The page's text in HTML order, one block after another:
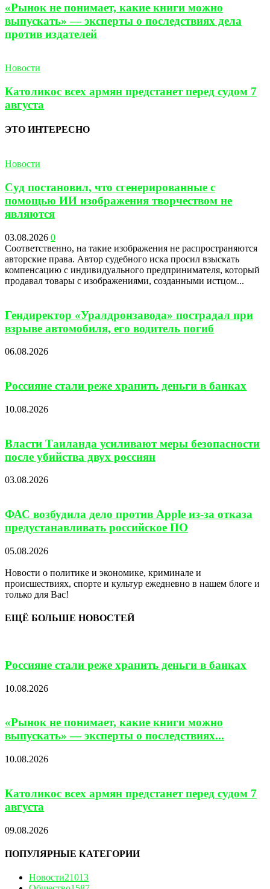
«Рынок не понимает, какие книги можно
выпускать» — эксперты о последствиях дела
против издателей
Новости
Католикос всех армян предстанет перед судом 7
августа
ЭТО ИНТЕРЕСНО
Новости
Суд постановил, что сгенерированные с
помощью ИИ изображения творчеством не
являются
03.08.2026 0
Соответственно, на такие изображения не распространяются
авторские права. Автор судебного иска просил взыскать
компенсацию с индивидуального предпринимателя, который
продавал товары с изображениями, созданными истцом...
Гендиректор «Уралдронзавода» пострадал при
взрыве автомобиля, его водитель погиб
06.08.2026
Россияне стали реже хранить деньги в банках
10.08.2026
Власти Таиланда усиливают меры безопасности
после убийства двух россиян
03.08.2026
ФАС возбудила дело против Apple из-за отказа
предустанавливать российское ПО
05.08.2026
Новости о политике и экономике, криминале и
происшествиях, спорте и культур ежедневно в нашем блоге и
только для Вас!
ЕЩЁ БОЛЬШЕ НОВОСТЕЙ
Россияне стали реже хранить деньги в банках
10.08.2026
«Рынок не понимает, какие книги можно
выпускать» — эксперты о последствиях...
10.08.2026
Католикос всех армян предстанет перед судом 7
августа
09.08.2026
ПОПУЛЯРНЫЕ КАТЕГОРИИ
Новости21013